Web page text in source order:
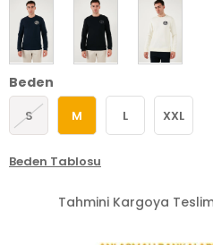
Beden
S M L XXL
Beden Tablosu
Tahmini Kargoya